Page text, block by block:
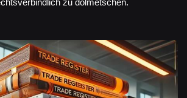
zu dolmetschen.